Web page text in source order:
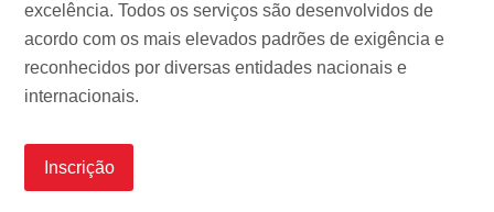
excelência. Todos os serviços são desenvolvidos de
acordo com os mais elevados padrões de exigência e
reconhecidos por diversas entidades nacionais e
internacionais.
Inscrição